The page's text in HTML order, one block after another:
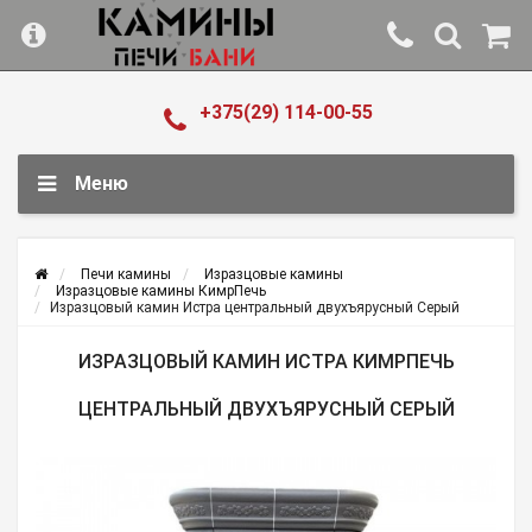
+375(29) 114-00-55
Меню
Печи камины
Изразцовые камины
Изразцовые камины КимрПечь
Изразцовый камин Истра центральный двухъярусный Серый
ИЗРАЗЦОВЫЙ КАМИН ИСТРА КИМРПЕЧЬ
ЦЕНТРАЛЬНЫЙ ДВУХЪЯРУСНЫЙ СЕРЫЙ